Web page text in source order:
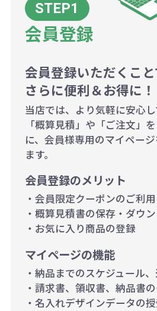
当たり）
500個~999個の場
1,000個以上：28
り）
会員登録
会員登録いただくこ
さらに便利＆お得に！
当店では、より気軽に安心
「概算見積」や「ご注文」
に、会員様専用のマイペー
ます。
会員登録のメリット
・会員限定クーポンのご利用
・概算見積書の保存・ダウ
・お気に入り商品の登録
マイページの機能
・納品までのスケジュール
・請求書、領収書、納品書
・名入れデザインデータの